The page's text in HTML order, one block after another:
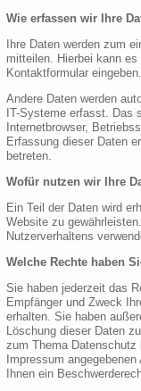
Wie erfassen wir Ihre
Ihre Daten werden zum
mitteilen. Hierbei kann
Kontaktformular eingeben.
Andere Daten werden
IT-Systeme erfasst. Das
Internetbrowser,
Erfassung dieser Daten
betreten.
Wofür nutzen wir Ihre
Ein Teil der Daten wird
Website zu
Nutzerverhaltens
Welche Rechte haben
Sie haben jederzeit das
Empfänger und Zweck
erhalten. Sie haben
Löschung dieser Daten
zum Thema
Impressum
Ihnen ein